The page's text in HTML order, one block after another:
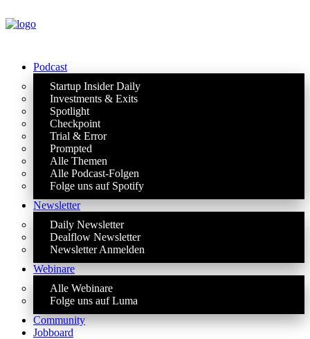
Podcast
Startup Insider Daily
Investments & Exits
Spotlight
Checkpoint
Trial & Error
Prompted
Alle Themen
Alle Podcast-Folgen
Folge uns auf Spotify
Newsletter
Daily Newsletter
Dealflow Newsletter
Newsletter Anmelden
Webinare
Alle Webinare
Folge uns auf Luma
Community
Jobboard